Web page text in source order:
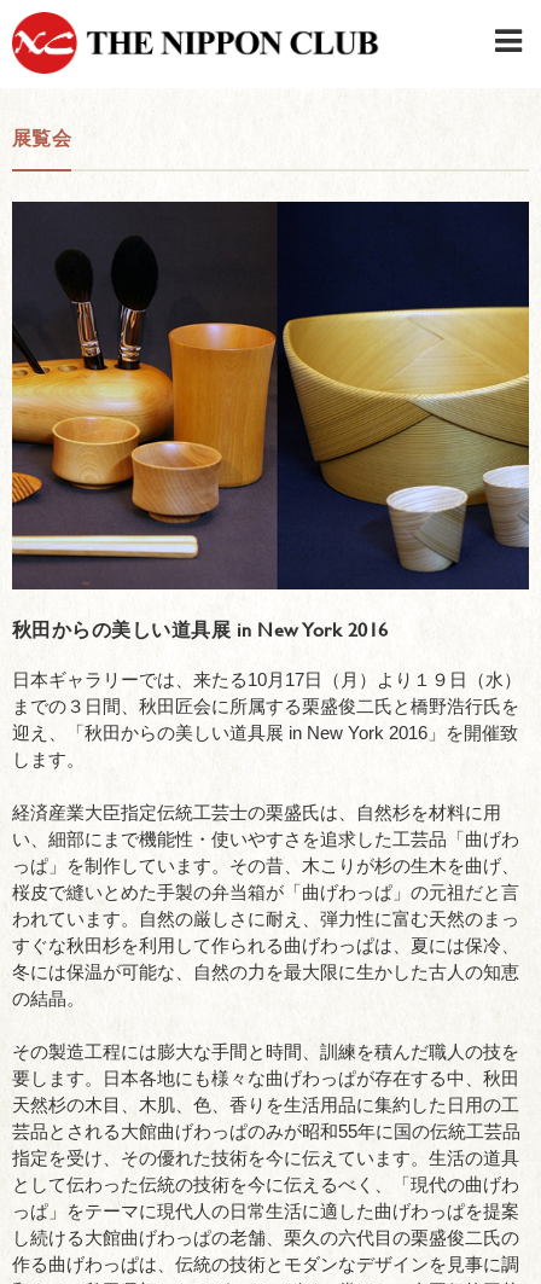
展覧会
秋田からの美しい道具展 in New York 2016
日本ギャラリーでは、来たる10月17日（月）より１９日（水）
までの３日間、秋田匠会に所属する栗盛俊二氏と橋野浩行氏を
迎え、「秋田からの美しい道具展 in New York 2016」を開催致
します。
経済産業大臣指定伝統工芸士の栗盛氏は、自然杉を材料に用
い、細部にまで機能性・使いやすさを追求した工芸品「曲げわ
っぱ」を制作しています。その昔、木こりが杉の生木を曲げ、
桜皮で縫いとめた手製の弁当箱が「曲げわっぱ」の元祖だと言
われています。自然の厳しさに耐え、弾力性に富む天然のまっ
すぐな秋田杉を利用して作られる曲げわっぱは、夏には保冷、
冬には保温が可能な、自然の力を最大限に生かした古人の知恵
の結晶。
その製造工程には膨大な手間と時間、訓練を積んだ職人の技を
要します。日本各地にも様々な曲げわっぱが存在する中、秋田
天然杉の木目、木肌、色、香りを生活用品に集約した日用の工
芸品とされる大館曲げわっぱのみが昭和55年に国の伝統工芸品
指定を受け、その優れた技術を今に伝えています。生活の道具
として伝わった伝統の技術を今に伝えるべく、「現代の曲げわ
っぱ」をテーマに現代人の日常生活に適した曲げわっぱを提案
し続ける大館曲げわっぱの老舗、栗久の六代目の栗盛俊二氏の
作る曲げわっぱは、伝統の技術とモダンなデザインを見事に調
日本クラブメンバーログイン
連絡先・駐車場